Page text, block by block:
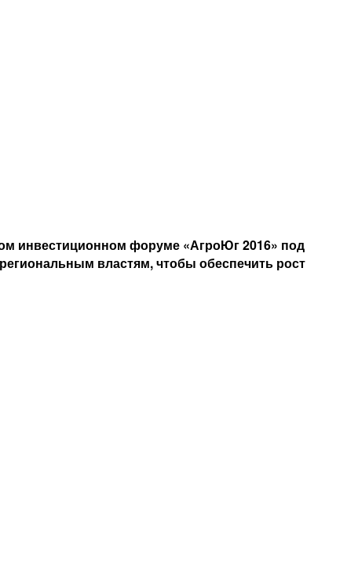
инвестиционном форуме «АгроЮг 2016» под
властям, чтобы обеспечить рост